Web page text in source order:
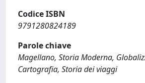
Codice ISBN
9791280824189
Parole chiave
Magellano, Storia Moderna,
Cartografia, Storia dei viaggi